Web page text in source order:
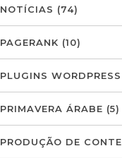
NOTÍCIAS (74)
PAGERANK (10)
PLUGINS WORDPRESS
PRIMAVERA ÁRABE (5)
PRODUÇÃO DE